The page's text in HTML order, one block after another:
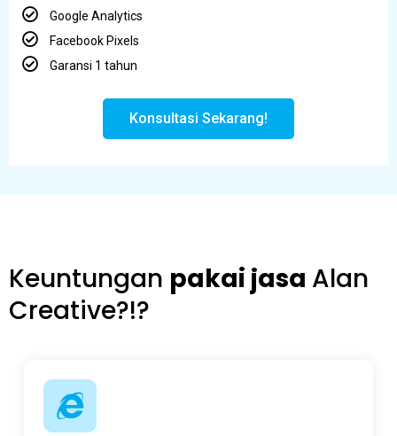
Google Analytics
Facebook Pixels
Garansi 1 tahun
Konsultasi Sekarang!
Keuntungan pakai jasa Alan
Creative?!?